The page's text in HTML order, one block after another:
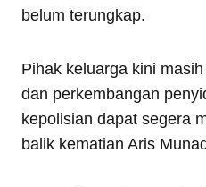
belum terungkap.
Pihak keluarga kini
dan perkembangan
kepolisian dapat segera
balik kematian Aris